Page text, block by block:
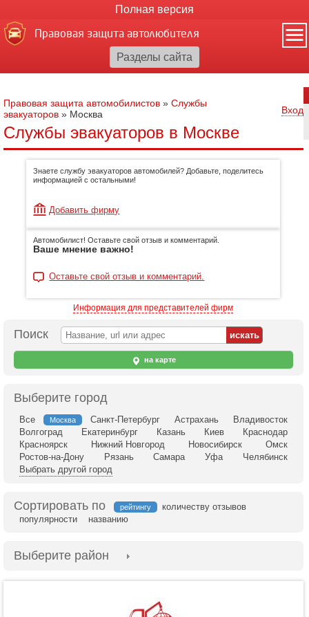
Полная версия
Правовая защита автолюбителя
Правовая защита автомобилистов » Службы
эвакуаторов » Москва Вход
Службы эвакуаторов в Москве
Знаете службу эвакуаторов автомобилей? Добавьте, поделитесь
информацией с остальными!
Добавить фирму
Автомобилист! Оставьте свой отзыв и комментарий.
Ваше мнение важно!
Оставьте свой отзыв и комментарий.
Информация для представителей фирм
Поиск
на карте
Выберите город
Все Москва Санкт-Петербург Астрахань
Владивосток
Волгоград
Екатеринбург Казань Киев
Краснодар
Красноярск
Нижний Новгород Новосибирск
Омск
Ростов-на-Дону
Рязань Самара Уфа
Челябинск
Выбрать другой город
Сортировать по рейтингу
количеству отзывов
популярности
названию
Выберите район